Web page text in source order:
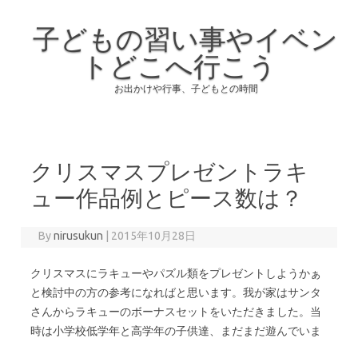
子どもの習い事やイベン
トどこへ行こう
お出かけや行事、子どもとの時間
クリスマスプレゼントラキ
ュー作品例とピース数は？
Bynirusukun 2015年10月28日
クリスマスにラキューやパズル類をプレゼントしようかぁ
と検討中の方の参考になればと思います。我が家はサンタ
さんからラキューのボーナスセットをいただきました。当
時は小学校低学年と高学年の子供達、まだまだ遊んでいま